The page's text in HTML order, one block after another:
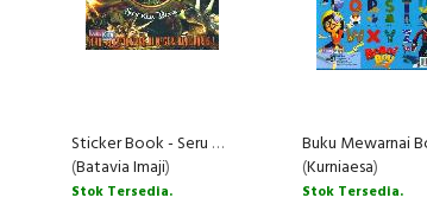
Sticker Book - Seru Berpetualangan Di Negeri Dinosaurus
(Batavia Imaji)
Stok Tersedia.
(Kurniaesa)
Stok Tersedia.